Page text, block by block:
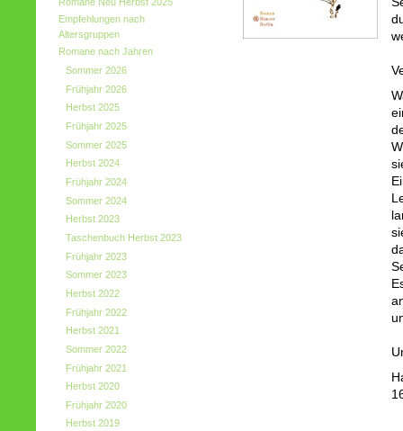
Empfehlungen nach
Altersgruppen
Romane nach Jahren
Sommer 2026
Frühjahr 2026
Herbst 2025
Frühjahr 2025
Sommer 2025
Herbst 2024
Frühjahr 2024
Sommer 2024
Herbst 2023
Taschenbuch Herbst 2023
Frühjahr 2023
Sommer 2023
Herbst 2022
Frühjahr 2022
Herbst 2021
Sommer 2022
Frühjahr 2021
Herbst 2020
Frühjahr 2020
Herbst 2019